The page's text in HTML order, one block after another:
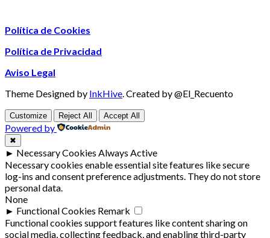
Política de Cookies
Política de Privacidad
Aviso Legal
Theme Designed by InkHive Created by @El_Recuento
Customize Reject All Accept All
Powered by
✖
► Necessary Cookies Always Active
Necessary cookies enable essential site features like secure
log-ins and consent preference adjustments. They do not store
personal data.
None
► Functional Cookies Remark
Functional cookies support features like content sharing on
social media, collecting feedback, and enabling third-party